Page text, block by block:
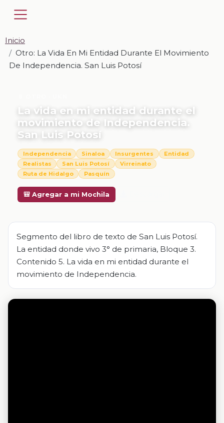
Inicio
Otro: La Vida En Mi Entidad Durante El Movimiento
De Independencia. San Luis Potosí
La vida en mi entidad durante el
movimiento de Independencia.
San Luis Potosí
Independencia Sinaloa Insurgentes
Entidad
Realistas
San Luis Potosí
Virreinato
Ruta de Hidalgo
Pasquín
🎒 Agregar a mi Mochila
Segmento del libro de texto de San Luis Potosí.
La entidad donde vivo 3° de primaria, Bloque 3.
Contenido 5. La vida en mi entidad durante el
movimiento de Independencia.